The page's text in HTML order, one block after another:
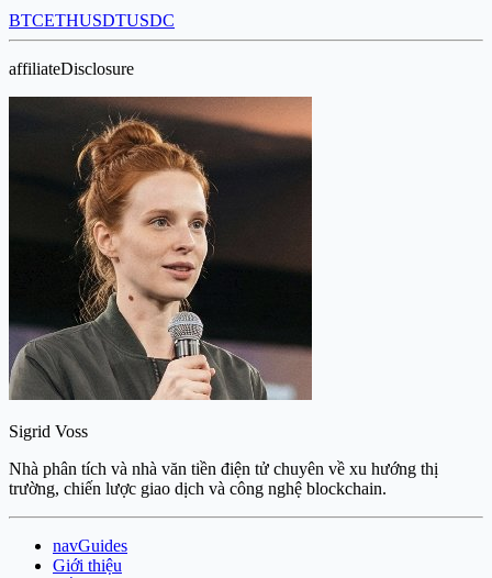
BTCETHUSDTUSDC
affiliateDisclosure
Sigrid Voss
Nhà phân tích và nhà văn tiền điện tử chuyên về xu hướng thị
trường, chiến lược giao dịch và công nghệ blockchain.
navGuides
Giới thiệu